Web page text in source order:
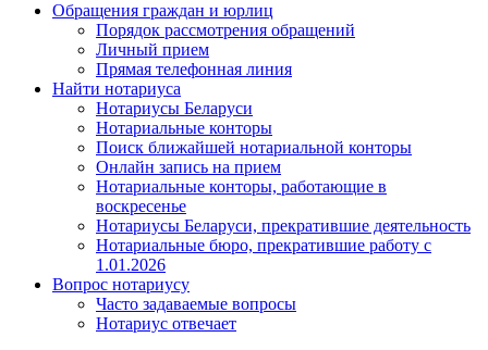
Обращения граждан и юрлиц
Порядок рассмотрения обращений
Личный прием
Прямая телефонная линия
Найти нотариуса
Нотариусы Беларуси
Нотариальные конторы
Поиск ближайшей нотариальной конторы
Онлайн запись на прием
Нотариальные конторы, работающие в
воскресенье
Нотариусы Беларуси, прекратившие деятельность
Нотариальные бюро, прекратившие работу с
1.01.2026
Вопрос нотариусу
Часто задаваемые вопросы
Нотариус отвечает